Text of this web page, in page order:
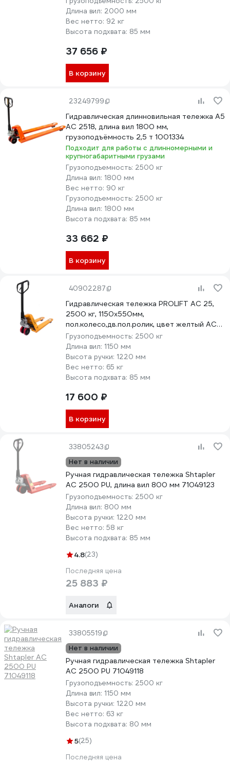
Длина вил: 2000 мм
Вес нетто: 92 кг
Высота подхвата: 85 мм
37 656 ₽
В корзину
23249799
Гидравлическая длинновильная тележка А5
AC 2518, длина вил 1800 мм,
грузоподъёмность 2,5 т 1001334
Подходит для работы с длинномерными и
крупногабаритными грузами
Грузоподъемность: 2500 кг
Длина вил: 1800 мм
Вес нетто: 90 кг
Грузоподъемность: 2500 кг
Длина вил: 1800 мм
Высота подхвата: 85 мм
33 662 ₽
В корзину
40902287
Гидравлическая тележка PROLIFT AC 25,
2500 кг, 1150х550мм,
пол.колесо,дв.пол.ролик, цвет желтый AC
25-1150x550-P/P
Грузоподъемность: 2500 кг
Длина вил: 1150 мм
Высота ручки: 1220 мм
Вес нетто: 65 кг
Высота подхвата: 85 мм
17 600 ₽
В корзину
33805243
Нет в наличии
Ручная гидравлическая тележка Shtapler
AC 2500 PU, длина вил 800 мм 71049123
Грузоподъемность: 2500 кг
Длина вил: 800 мм
Высота ручки: 1220 мм
Вес нетто: 58 кг
Высота подхвата: 85 мм
4.8(23)
Последняя цена
25 883 ₽
Аналоги
33805519
Нет в наличии
Ручная гидравлическая тележка Shtapler
AC 2500 PU 71049118
Грузоподъемность: 2500 кг
Длина вил: 1150 мм
Высота ручки: 1220 мм
Вес нетто: 63 кг
Высота подхвата: 80 мм
5(25)
Последняя цена